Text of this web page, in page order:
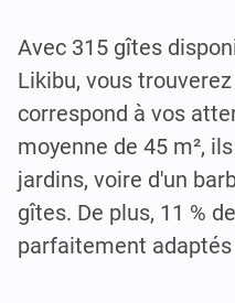
Avec 315 gîtes
Likibu, vous
correspond à vos
moyenne de 45 m²,
jardins, voire d'un
gîtes. De plus, 11 %
parfaitement